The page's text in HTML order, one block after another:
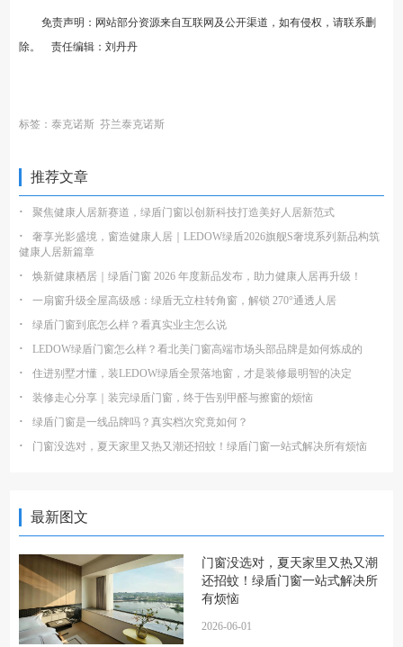
免责声明：网站部分资源来自互联网及公开渠道，如有侵权，请联系删
除。 责任编辑：刘丹丹
标签：泰克诺斯 芬兰泰克诺斯
推荐文章
· 聚焦健康人居新赛道，绿盾门窗以创新科技打造美好人居新范式
·
奢享光影盛境，窗造健康人居｜LEDOW绿盾2026旗舰S奢境系列新品构筑
健康人居新篇章
· 焕新健康栖居｜绿盾门窗 2026 年度新品发布，助力健康人居再升级！
· 一扇窗升级全屋高级感：绿盾无立柱转角窗，解锁 270°通透人居
· 绿盾门窗到底怎么样？看真实业主怎么说
· LEDOW绿盾门窗怎么样？看北美门窗高端市场头部品牌是如何炼成的
· 住进别墅才懂，装LEDOW绿盾全景落地窗，才是装修最明智的决定
· 装修走心分享｜装完绿盾门窗，终于告别甲醛与擦窗的烦恼
· 绿盾门窗是一线品牌吗？真实档次究竟如何？
· 门窗没选对，夏天家里又热又潮还招蚊！绿盾门窗一站式解决所有烦恼
最新图文
门窗没选对，夏天家里又热又潮
还招蚊！绿盾门窗一站式解决所
有烦恼
2026-06-01